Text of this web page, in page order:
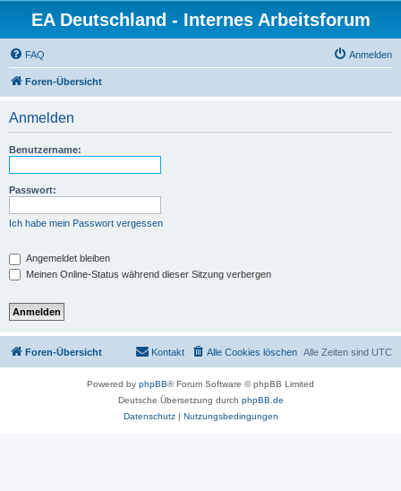
EA Deutschland - Internes Arbeitsforum
FAQ Anmelden
Foren-Übersicht
Anmelden
Benutzername:
Passwort:
Ich habe mein Passwort vergessen
Angemeldet bleiben
Meinen Online-Status während dieser Sitzung verbergen
Foren-Übersicht Alle Zeiten sind UTC
Alle Cookies löschen
Kontakt
Powered by phpBB® Forum Software © phpBB Limited
Deutsche Übersetzung durch phpBB.de
Datenschutz| Nutzungsbedingungen